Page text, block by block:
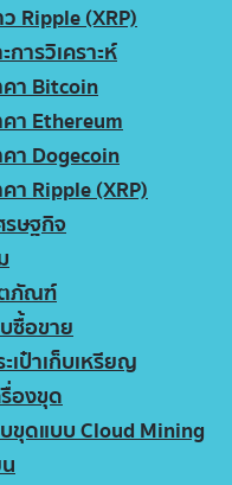
Ripple (XRP)
การวิเคราะห์
า Bitcoin
า Ethereum
า Dogecoin
า Ripple (XRP)
ษฐกิจ
ภัณฑ์
ซื้อขาย
เป๋าเก็บเหรียญ
องขุด
ขุดแบบ Cloud Mining